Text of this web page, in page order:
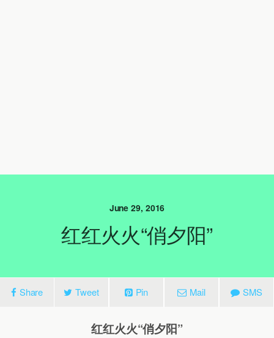
June 29, 2016
红红火火“俏夕阳”
Share Tweet Pin Mail SMS
红红火火“俏夕阳”